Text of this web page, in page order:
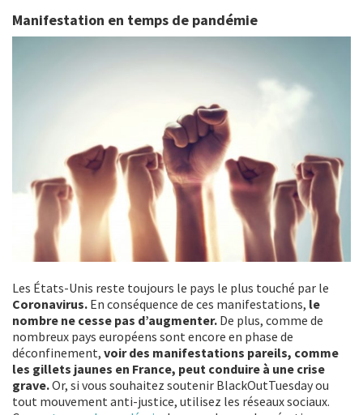
Manifestation en temps de pandémie
Les États-Unis reste toujours le pays le plus touché par le
Coronavirus. En conséquence de ces manifestations, le
nombre ne cesse pas d’augmenter. De plus, comme de
nombreux pays européens sont encore en phase de
déconfinement, voir des manifestations pareils, comme
les gillets jaunes en France, peut conduire à une crise
grave.Or, si vous souhaitez soutenir BlackOutTuesday ou
tout mouvement anti-justice, utilisez les réseaux sociaux.